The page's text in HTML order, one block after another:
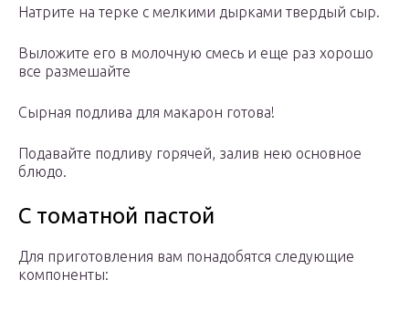
Натрите на терке с мелкими дырками твердый сыр.
Выложите его в молочную смесь и еще раз хорошо
все размешайте
Сырная подлива для макарон готова!
Подавайте подливу горячей, залив нею основное
блюдо.
С томатной пастой
Для приготовления вам понадобятся следующие
компоненты: